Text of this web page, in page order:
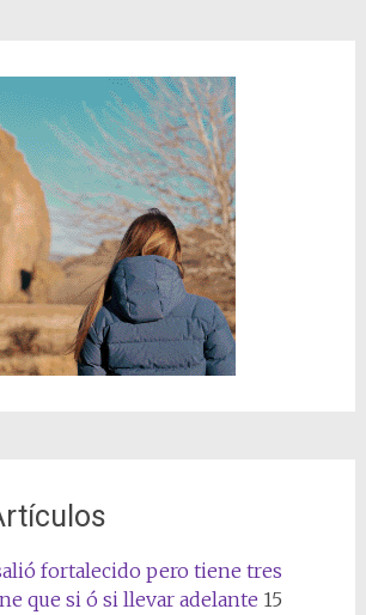
fortalecido pero tiene tres
que si ó si llevar adelante 15